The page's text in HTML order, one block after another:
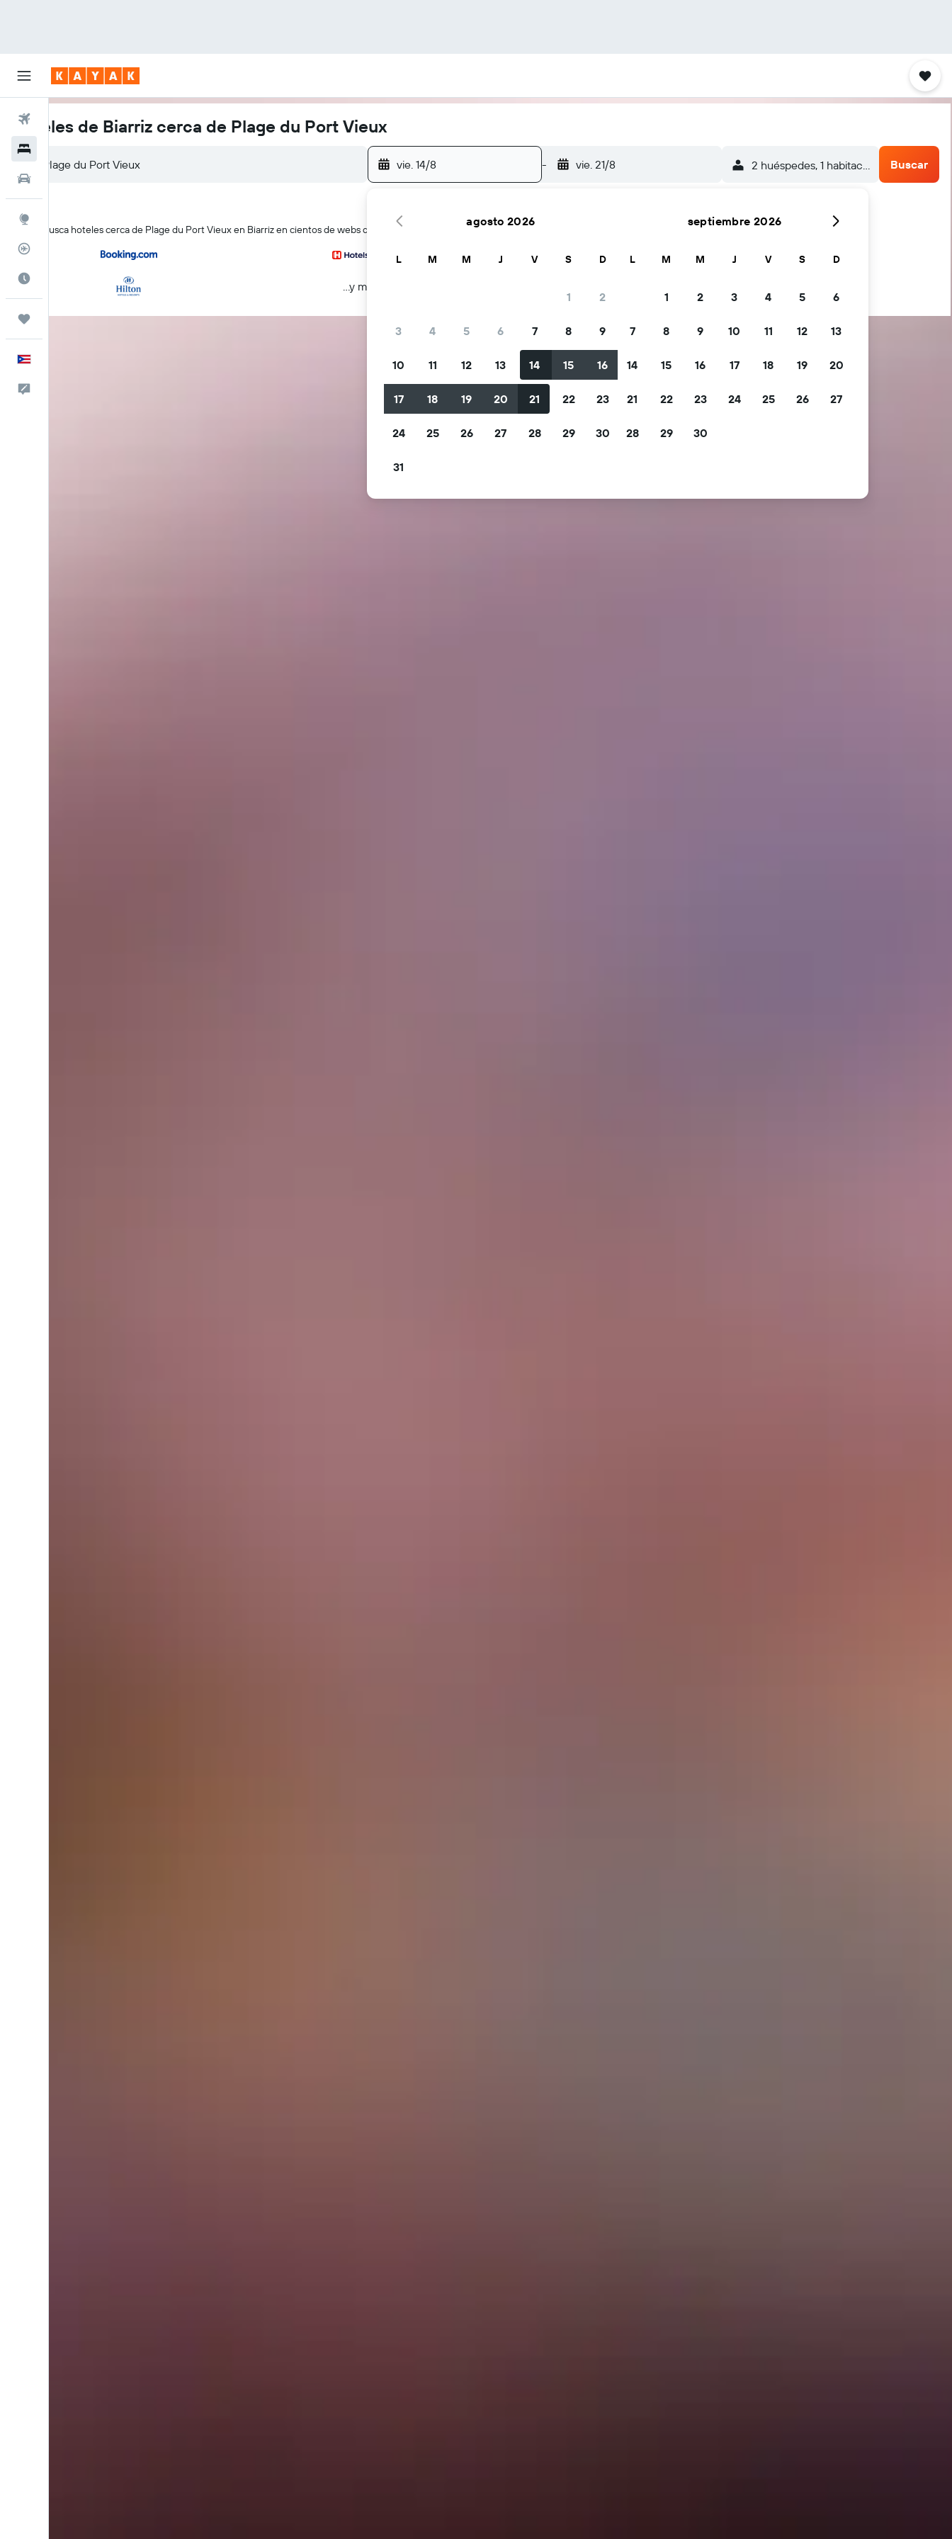
Vuelos
Trips
Hoteles de Biarriz cerca de Plage du Port Vieux
vie. 14/8 - vie. 21/8 2 huéspedes, 1 habitación Buscar
KAYAK busca hoteles cerca de Plage du Port Vieux en Biarriz en cientos de webs de viajes a la vez
...y más
agosto 2026
L M M J V S D
1 2
3 4 5 6 7 8 9
10 11 12 13 14 15 16
17 18 19 20 21 22 23
24 25 26 27 28 29 30
31
septiembre 2026
L M M J V S D
1 2 3 4 5 6
7 8 9 10 11 12 13
14 15 16 17 18 19 20
21 22 23 24 25 26 27
28 29 30